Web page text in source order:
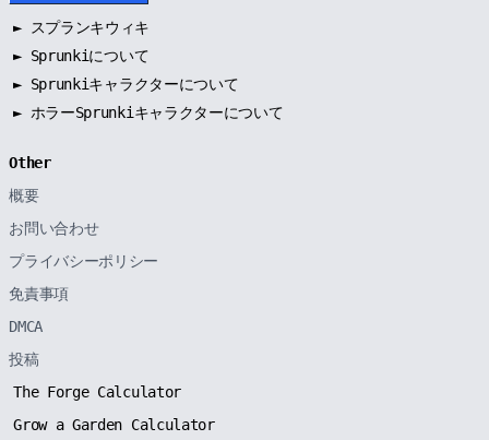
►
スプランキウィキ
► Sprunkiについて
► Sprunkiキャラクターについて
► ホラーSprunkiキャラクターについて
Other
概要
お問い合わせ
プライバシーポリシー
免責事項
DMCA
投稿
The Forge Calculator
Grow a Garden Calculator